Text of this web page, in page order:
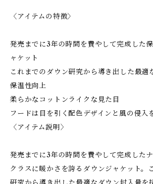
〈アイテムの特徴〉
発売までに3年の時間を費やして完成した
ャケット
これまでのダウン研究から導き出した最適
保温性向上
柔らかなコットンライクな見た目
フードは目を引く配色デザインと風の侵入
〈アイテム説明〉
発売までに3年の時間を費やして完成した
クラスに暖かさを誇るダウンジャケット。